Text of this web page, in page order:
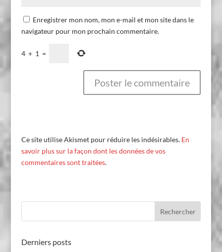
Enregistrer mon nom, mon e-mail et mon site dans le
navigateur pour mon prochain commentaire.
4 + 1 =
Ce site utilise Akismet pour réduire les indésirables. En
savoir plus sur la façon dont les données de vos
commentaires sont traitées.
Derniers posts